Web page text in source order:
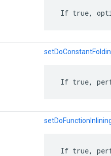
If true,
If true,
If true,